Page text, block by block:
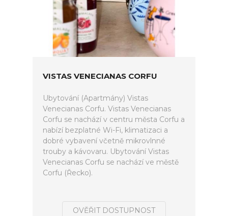
VISTAS VENECIANAS CORFU
Ubytování (Apartmány) Vistas
Venecianas Corfu. Vistas Venecianas
Corfu se nachází v centru města Corfu a
nabízí bezplatné Wi-Fi, klimatizaci a
dobré vybavení včetně mikrovlnné
trouby a kávovaru. Ubytování Vistas
Venecianas Corfu se nachází ve městě
Corfu (Řecko).
OVĚŘIT DOSTUPNOST